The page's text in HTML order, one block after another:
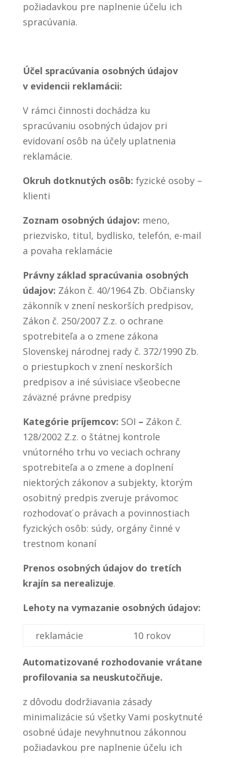
požiadavkou pre naplnenie účelu ich
spracúvania.
Účel spracúvania osobných údajov
v evidencii reklamácii:
V rámci činnosti dochádza ku
spracúvaniu osobných údajov pri
evidovaní osôb na účely uplatnenia
reklamácie.
Okruh dotknutých osôb: fyzické osoby –
klienti
Zoznam osobných údajov: meno,
priezvisko, titul, bydlisko, telefón, e-mail
a povaha reklamácie
Právny základ spracúvania osobných
údajov: Zákon č. 40/1964 Zb. Občiansky
zákonník v znení neskorších predpisov,
Zákon č. 250/2007 Z.z. o ochrane
spotrebiteľa a o zmene zákona
Slovenskej národnej rady č. 372/1990 Zb.
o priestupkoch v znení neskorších
predpisov a iné súvisiace všeobecne
záväzné právne predpisy
Kategórie príjemcov: SOI – Zákon č.
128/2002 Z.z. o štátnej kontrole
vnútorného trhu vo veciach ochrany
spotrebiteľa a o zmene a doplnení
niektorých zákonov a subjekty, ktorým
osobitný predpis zveruje právomoc
rozhodovať o právach a povinnostiach
fyzických osôb: súdy, orgány činné v
trestnom konaní
Prenos osobných údajov do tretích
krajín sa nerealizuje.
Lehoty na vymazanie osobných údajov:
reklamácie 10 rokov
Automatizované rozhodovanie vrátane
profilovania sa neuskutočňuje.
z dôvodu dodržiavania zásady
minimalizácie sú všetky Vami poskytnuté
osobné údaje nevyhnutnou zákonnou
požiadavkou pre naplnenie účelu ich